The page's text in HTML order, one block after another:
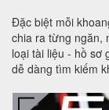
Đặc biệt mỗi
chia ra từng ngăn,
loại tài liệu - hồ sơ
dễ dàng tìm kiếm